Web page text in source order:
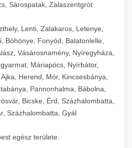
Sárospatak, Zalaszentgrót
Lenti, Zalakaros, Letenye,
Böhönye, Fonyód, Balatonlelle,
Vásárosnamény, Nyíregyháza,
Máriapócs, Nyírbátor,
Herend, Mór, Kincsesbánya,
Pannonhalma, Bábolna,
Bicske, Érd, Százhalombatta,
Százhalombatta, Gyál
egész területe: